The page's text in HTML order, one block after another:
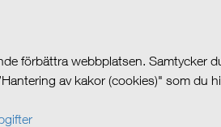
förbättra webbplatsen. Samtycker
av kakor (cookies)" som du